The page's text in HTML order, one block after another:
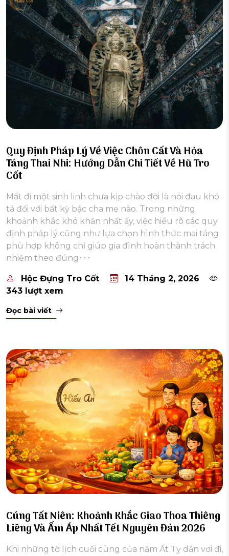
Quy Định Pháp Lý Về Việc Chôn Cất Và Hỏa
Táng Thai Nhi: Hướng Dẫn Chi Tiết Về Hũ Tro
Cốt
Mất đi một sinh linh chưa kịp chào đời là nỗi đau khó
tả đối với bất kỳ bậc cha mẹ nào. Trong những
khoảnh khắc khó khăn nhất ấy, việc hiểu rõ các quy
định pháp lý cũng như lựa chọn hình thức mai táng
phù hợp không chỉ giúp gia đình hoàn thành trách
nhiệm theo đúng･･･
Hộc Đựng Tro Cốt
14 Tháng 2, 2026
343 lượt xem
Đọc bài viết
Cúng Tất Niên: Khoảnh Khắc Giao Thoa Thiêng
Liêng Và Ấm Áp Nhất Tết Nguyên Đán 2026
Khi những tờ lịch cuối cùng của năm Ất Tỵ dần vơi đi,